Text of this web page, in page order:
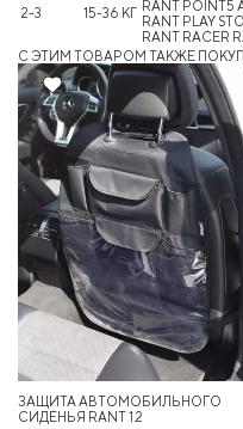
2-3 15-36 КГ RANT POINT5
RANT PLAY
RANT RACER
C ЭТИМ ТОВАРОМ ТАКЖЕ
ЗАЩИТА АВТОМОБИЛЬНОГО
СИДЕНЬЯ RANT 1.2